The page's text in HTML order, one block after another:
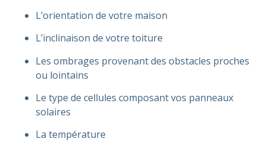
L’orientation de votre maison
L’inclinaison de votre toiture
Les ombrages provenant des obstacles proches
ou lointains
Le type de cellules composant vos panneaux
solaires
La température